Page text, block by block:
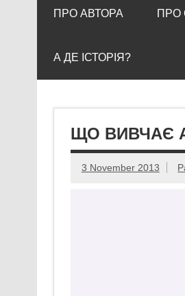
ПРО АВТОРА ПРО
А ДЕ ІСТОРІЯ?
ЩО ВИВЧАЄ
3 November 2013